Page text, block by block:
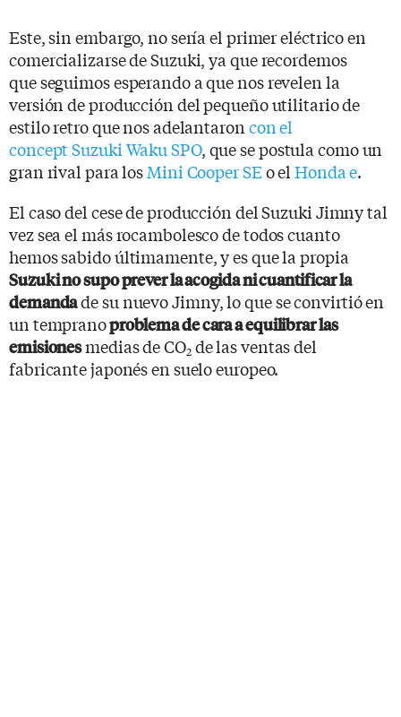
Este, sin embargo, no sería el primer eléctrico en
comercializarse de Suzuki, ya que recordemos
que seguimos esperando a que nos revelen la
versión de producción del pequeño utilitario de
estilo retro que nos adelantaroncon el
concept Suzuki Waku SPO, que se postula como un
gran rival para losMini Cooper SEo elHonda e.
El caso del cese de producción del Suzuki Jimny tal
vez sea el más rocambolesco de todos cuanto
hemos sabido últimamente, y es que la propia
Suzuki no supo prever la acogida ni cuantificar la
demandade su nuevo Jimny, lo que se convirtió en
un tempranoproblema de cara a equilibrar las
emisionesmedias de CO2de las ventas del
fabricante japonés en suelo europeo.